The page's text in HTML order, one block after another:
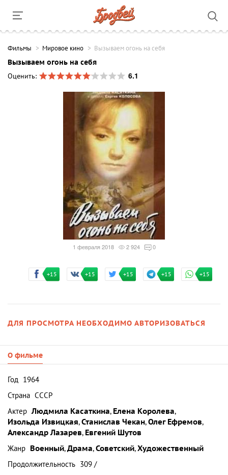
Фильмы Мировое кино Вызываем огонь на себя
Вызываем огонь на себя
Оценить:
6.1
1 февраля 2018 2 924 0
+15 +15 +15 +15 +15
ДЛЯ ПРОСМОТРА НЕОБХОДИМО АВТОРИЗОВАТЬСЯ
О фильме
Год 1964
Страна СССР
Актер Людмила Касаткина, Елена Королева,
Изольда Извицкая,Станислав Чекан,Олег Ефремов,
Александр Лазарев, Евгений Шутов
Жанр Военный,Драма,Советский,Художественный
Продолжительность 309 /